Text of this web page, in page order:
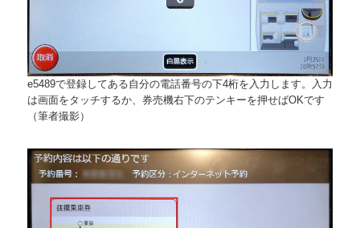
e5489で登録してある自分の電話番号の下4桁を入力します。入力
は画面をタッチするか、券売機右下のテンキーを押せばOKです
（筆者撮影）